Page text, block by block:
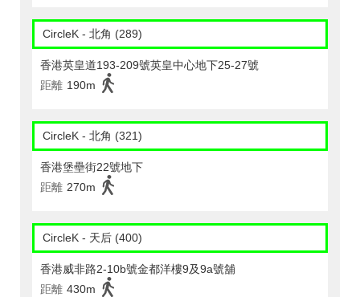
CircleK - 北角 (289)
香港英皇道193-209號英皇中心地下25-27號
距離 190m
CircleK - 北角 (321)
香港堡壘街22號地下
距離 270m
CircleK - 天后 (400)
香港威非路2-10b號金都洋樓9及9a號舖
距離 430m